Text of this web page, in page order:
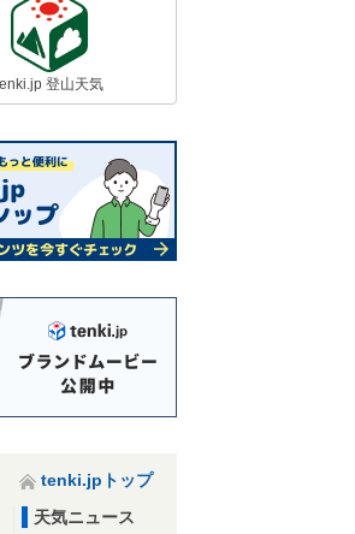
登山天気
tenki.jpトップ
天気ニュース